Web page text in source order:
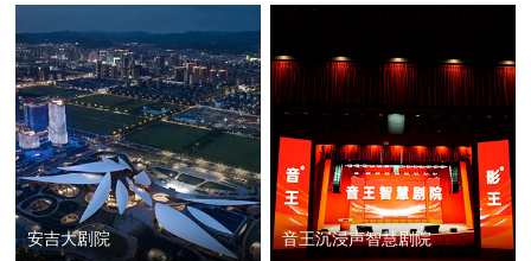
安吉大剧院 音王沉浸声智慧剧院